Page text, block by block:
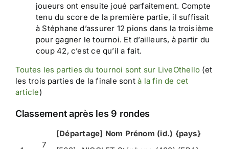
joueurs ont ensuite joué parfaitement. Compte
tenu du score de la première partie, il suffisait
à Stéphane d’assurer 12 pions dans la troisième
pour gagner le tournoi. Et d’ailleurs, à partir du
coup 42, c’est ce qu’il a fait.
Toutes les parties du tournoi sont sur LiveOthello (et
les trois parties de la finale sontà la fin de cet
article)
Classement après les 9 rondes
[Départage] Nom Prénom (id.) {pays}
7